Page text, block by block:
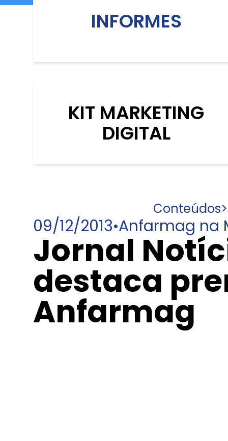
INFORMES
KIT MARKETING
DIGITAL
Conteúdos>
09/12/2013•Anfarmag na
Jornal
destaca
Anfarmag